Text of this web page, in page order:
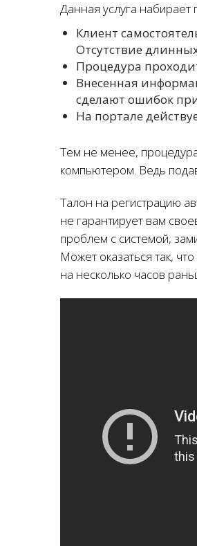
Данная услуга набирает
Клиент
Отсутствие
Процедура
Внесенная
сделают ошибок
На портале
Тем не менее,
компьютером. Ведь
Талон на регистрацию
не гарантирует вам
проблем с системой,
Может оказаться так,
на несколько часов